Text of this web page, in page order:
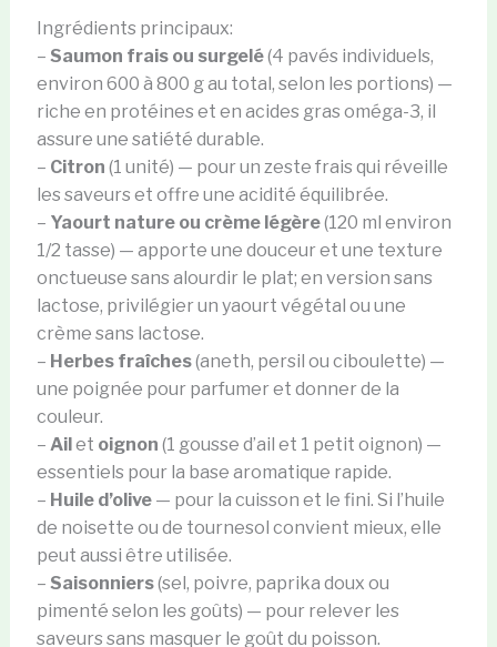
Ingrédients principaux:
– Saumon frais ou surgelé(4 pavés individuels,
environ 600 à 800 g au total, selon les portions) —
riche en protéines et en acides gras oméga-3, il
assure une satiété durable.
– Citron (1 unité) — pour un zeste frais qui réveille
les saveurs et offre une acidité équilibrée.
– Yaourt nature ou crème légère(120 ml environ
1/2 tasse) — apporte une douceur et une texture
onctueuse sans alourdir le plat; en version sans
lactose, privilégier un yaourt végétal ou une
crème sans lactose.
– Herbes fraîches(aneth, persil ou ciboulette) —
une poignée pour parfumer et donner de la
couleur.
– Ailet oignon (1 gousse d’ail et 1 petit oignon) —
essentiels pour la base aromatique rapide.
– Huile d’olive— pour la cuisson et le fini. Si l’huile
de noisette ou de tournesol convient mieux, elle
peut aussi être utilisée.
– Saisonniers(sel, poivre, paprika doux ou
pimenté selon les goûts) — pour relever les
saveurs sans masquer le goût du poisson.